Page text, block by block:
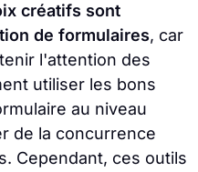
créatifs sont
de formulaires, car
l'attention des
utiliser les bons
au niveau
de la concurrence
Cependant, ces outils